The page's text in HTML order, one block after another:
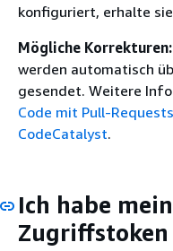
konfiguriert, erhalte
Mögliche Korrekturen:
werden automatisch
gesendet. Weitere
Code mit Pull-
CodeCatalyst.
Ich habe
Zugriffstoken